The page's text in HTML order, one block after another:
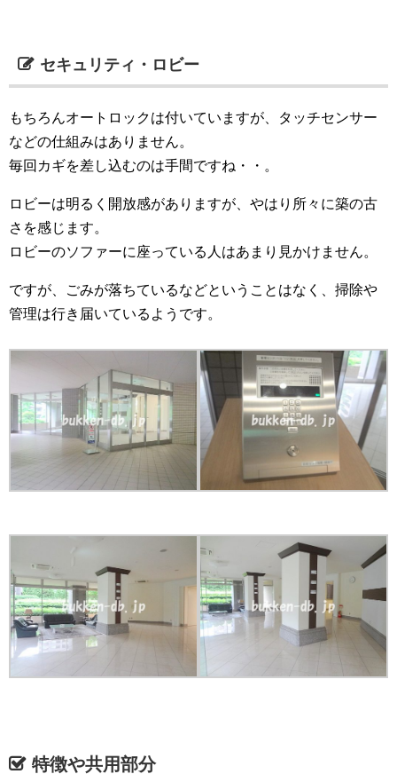
セキュリティ・ロビー
もちろんオートロックは付いていますが、タッチセンサー
などの仕組みはありません。
毎回カギを差し込むのは手間ですね・・。
ロビーは明るく開放感がありますが、やはり所々に築の古
さを感じます。
ロビーのソファーに座っている人はあまり見かけません。
ですが、ごみが落ちているなどということはなく、掃除や
管理は行き届いているようです。
特徴や共用部分